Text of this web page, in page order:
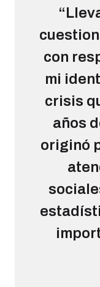
con
mi
crisis
años
originó